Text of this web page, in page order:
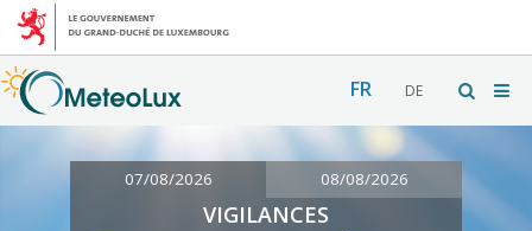
FR DE
07/08/2026 08/08/2026
VIGILANCES